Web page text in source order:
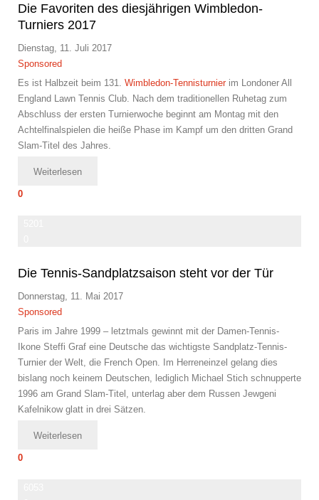
Die Favoriten des diesjährigen Wimbledon-
Turniers 2017
Dienstag, 11. Juli 2017
Sponsored
Es ist Halbzeit beim 131. Wimbledon-Tennisturnierim Londoner All
England Lawn Tennis Club. Nach dem traditionellen Ruhetag zum
Abschluss der ersten Turnierwoche beginnt am Montag mit den
Achtelfinalspielen die heiße Phase im Kampf um den dritten Grand
Slam-Titel des Jahres.
Weiterlesen
0
Die Tennis-Sandplatzsaison steht vor der Tür
Donnerstag, 11. Mai 2017
Sponsored
Paris im Jahre 1999 – letztmals gewinnt mit der Damen-Tennis-
Ikone Steffi Graf eine Deutsche das wichtigste Sandplatz-Tennis-
Turnier der Welt, die French Open. Im Herreneinzel gelang dies
bislang noch keinem Deutschen, lediglich Michael Stich schnupperte
1996 am Grand Slam-Titel, unterlag aber dem Russen Jewgeni
Kafelnikow glatt in drei Sätzen.
Weiterlesen
0